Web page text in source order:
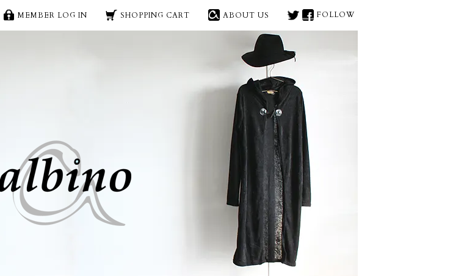
ッズパーカー | メンズスカートやロング丈カットソー等のモ
MEMBER LOG IN SHOPPING CART ABOUT US
X(旧 face
FOLLOW